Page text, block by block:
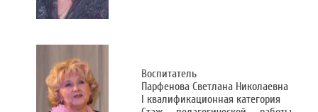
Воспитатель
Парфенова Светлана Николаевна
I квалификационная категория